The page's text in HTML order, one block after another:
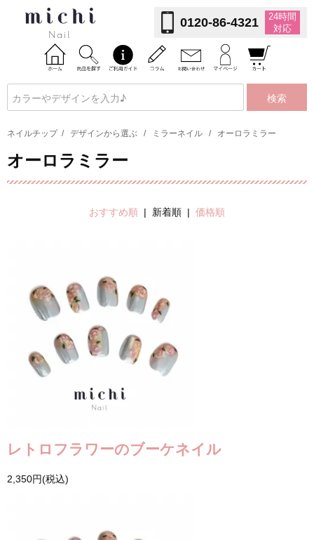
0120-86-4321
24時間
対応
検索
ネイルチップ / デザインから選ぶ / ミラーネイル / オーロラミラー
オーロラミラー
おすすめ順 | 新着順 | 価格順
レトロフラワーのブーケネイル
2,350円(税込)